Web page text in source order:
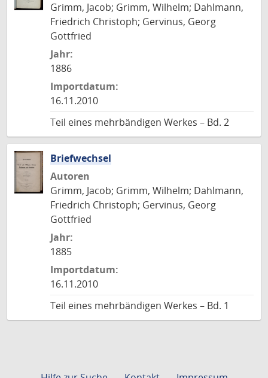
Grimm, Jacob; Grimm, Wilhelm; Dahlmann,
Friedrich Christoph; Gervinus, Georg
Gottfried
Jahr:
1886
Importdatum:
16.11.2010
Teil eines mehrbändigen Werkes – Bd. 2
Briefwechsel
Autoren
Grimm, Jacob; Grimm, Wilhelm; Dahlmann,
Friedrich Christoph; Gervinus, Georg
Gottfried
Jahr:
1885
Importdatum:
16.11.2010
Teil eines mehrbändigen Werkes – Bd. 1